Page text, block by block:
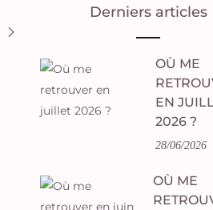
Derniers articles
OÙ ME
EN
2026 ?
28/06/2026
OÙ ME